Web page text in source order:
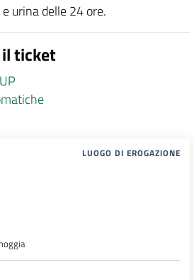
urina delle 24 ore.
il ticket
LUOGO DI EROGAZIONE